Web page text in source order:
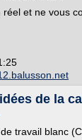
et ne vous
de la
travail blanc